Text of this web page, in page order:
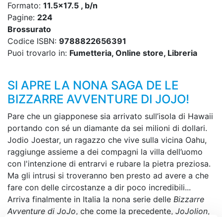
Formato: 11.5x17.5 , b/n
Pagine: 224
Brossurato
Codice ISBN: 9788822656391
Puoi trovarlo in: Fumetteria, Online store, Libreria
SI APRE LA NONA SAGA DE LE
BIZZARRE AVVENTURE DI JOJO!
Pare che un giapponese sia arrivato sull’isola di Hawaii
portando con sé un diamante da sei milioni di dollari.
Jodio Joestar, un ragazzo che vive sulla vicina Oahu,
raggiunge assieme a dei compagni la villa dell’uomo
con l'intenzione di entrarvi e rubare la pietra preziosa.
Ma gli intrusi si troveranno ben presto ad avere a che
fare con delle circostanze a dir poco incredibili...
Arriva finalmente in Italia la nona serie delle Bizzarre
Avventure di JoJo, che come la precedente, JoJolion,